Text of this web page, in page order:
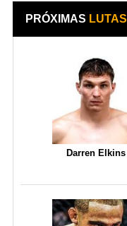
PRÓXIMAS LUTAS
Darren Elkins